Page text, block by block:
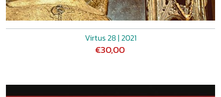
Virtus 28 | 2021
€30,00